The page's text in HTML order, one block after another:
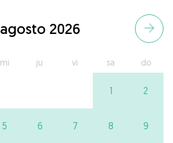
agosto 2026
mi ju vi sa do
1 2
5 6 7 8 9